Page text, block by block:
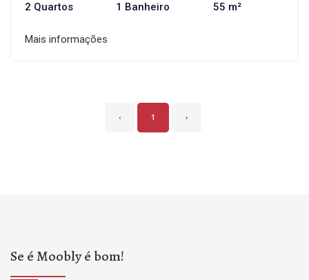
2 Quartos 1 Banheiro 55 m²
Mais informações
‹ 1 ›
Se é Moobly é bom!